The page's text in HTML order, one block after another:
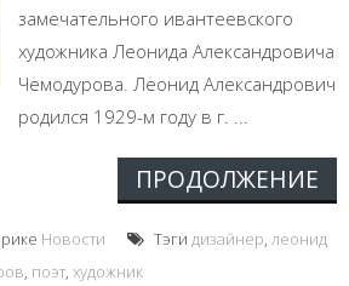
замечательного ивантеевского
художника Леонида Александровича
Чемодурова. Леонид Александрович
родился 1929-м году в г. ...
ПРОДОЛЖЕНИЕ
Новости Тэги дизайнер, леонид
, поэт, художник